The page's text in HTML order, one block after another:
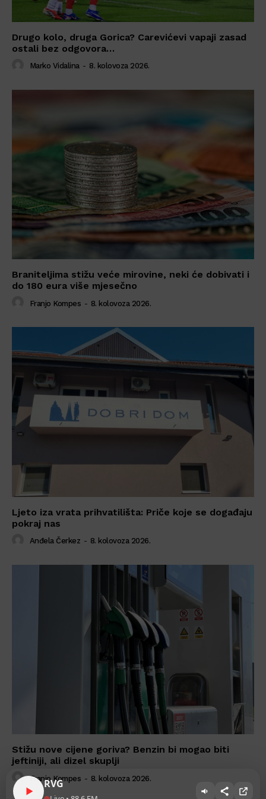
Drugo kolo, druga Gorica? Carevićevi vapaji zasad
ostali bez odgovora…
Marko Vidalina - 8. kolovoza 2026.
Braniteljima stižu veće mirovine, neki će dobivati i
do 180 eura više mjesečno
Franjo Kompes - 8. kolovoza 2026.
Ljeto iza vrata prihvatilišta: Priče koje se događaju
pokraj nas
Anđela Čerkez - 8. kolovoza 2026.
Stižu nove cijene goriva? Benzin bi mogao biti
jeftiniji, ali dizel skuplji
Franjo Kompes - 8. kolovoza 2026.
RVG